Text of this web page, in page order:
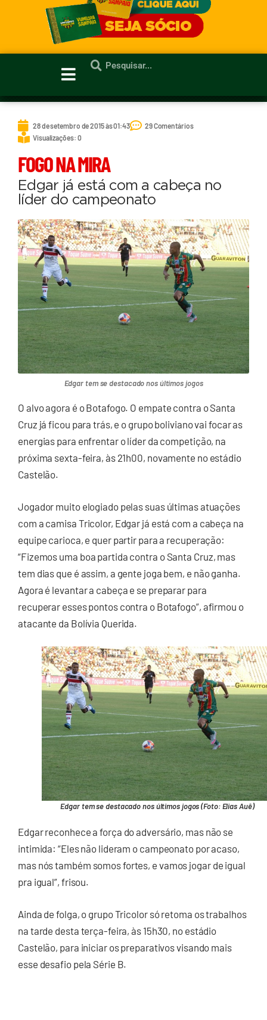
28 de setembro de 2015 às 01:43
29 Comentários
Visualizações: 0
FOGO NA MIRA
Edgar já está com a cabeça no
líder do campeonato
Edgar tem se destacado nos últimos jogos
O alvo agora é o Botafogo. O empate contra o Santa
Cruz já ficou para trás, e o grupo boliviano vai focar as
energias para enfrentar o líder da competição, na
próxima sexta-feira, às 21h00, novamente no estádio
Castelão.
Jogador muito elogiado pelas suas últimas atuações
com a camisa Tricolor, Edgar já está com a cabeça na
equipe carioca, e quer partir para a recuperação:
“Fizemos uma boa partida contra o Santa Cruz, mas
tem dias que é assim, a gente joga bem, e não ganha.
Agora é levantar a cabeça e se preparar para
recuperar esses pontos contra o Botafogo”, afirmou o
atacante da Bolívia Querida.
Edgar tem se destacado nos últimos jogos (Foto: Elias Auê)
Edgar reconhece a força do adversário, mas não se
intimida: “Eles não lideram o campeonato por acaso,
mas nós também somos fortes, e vamos jogar de igual
pra igual”, frisou.
Ainda de folga, o grupo Tricolor só retoma os trabalhos
na tarde desta terça-feira, às 15h30, no estádio
Castelão, para iniciar os preparativos visando mais
esse desafio pela Série B.